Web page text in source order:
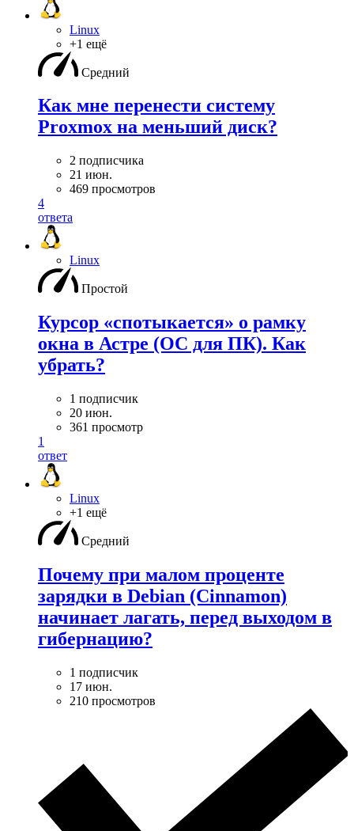
Linux
+1 ещё
Средний
Как мне перенести систему
Proxmox на меньший диск?
2 подписчика
21 июн.
469 просмотров
4
ответа
Linux
Простой
Курсор «спотыкается» о рамку
окна в Астре (ОС для ПК). Как
убрать?
1 подписчик
20 июн.
361 просмотр
1
ответ
Linux
+1 ещё
Средний
Почему при малом проценте
зарядки в Debian (Cinnamon)
начинает лагать, перед выходом в
гибернацию?
1 подписчик
17 июн.
210 просмотров